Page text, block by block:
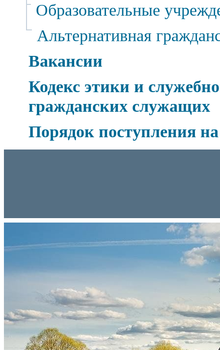
Образовательные
Альтернативная
Вакансии
Кодекс этики и
гражданских служащих
Порядок поступления